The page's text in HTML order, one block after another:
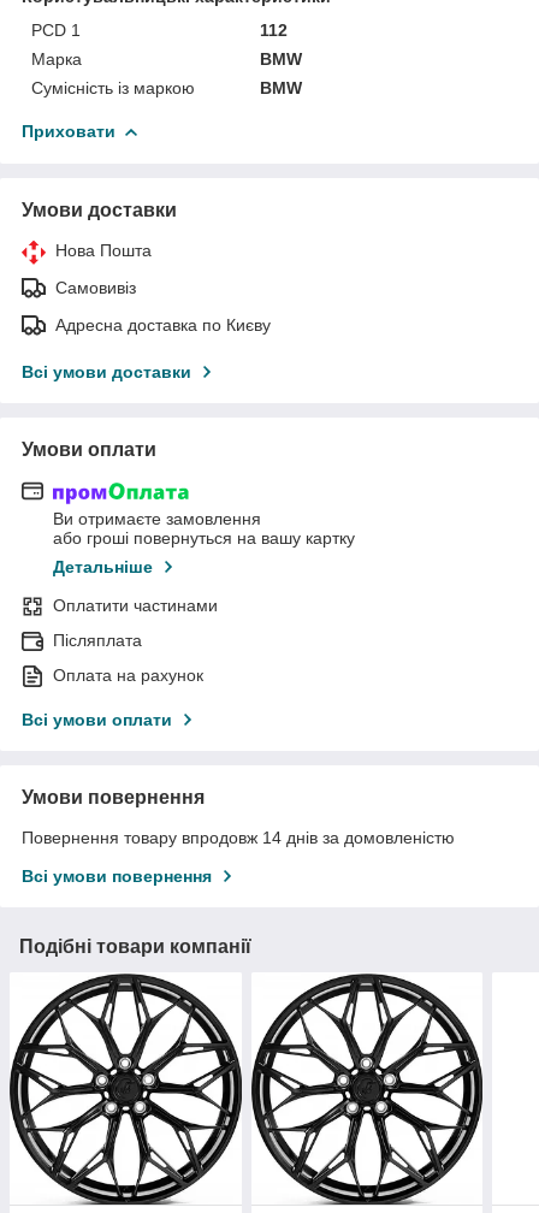
PCD 1
112
Марка
BMW
Сумісність із маркою
BMW
Приховати
Умови доставки
Нова Пошта
Самовивіз
Адресна доставка по Києву
Всі умови доставки
Умови оплати
Ви отримаєте замовлення
або гроші повернуться на вашу картку
Детальніше
Оплатити частинами
Післяплата
Оплата на рахунок
Всі умови оплати
Умови повернення
Повернення товару впродовж 14 днів за домовленістю
Всі умови повернення
Подібні товари компанії